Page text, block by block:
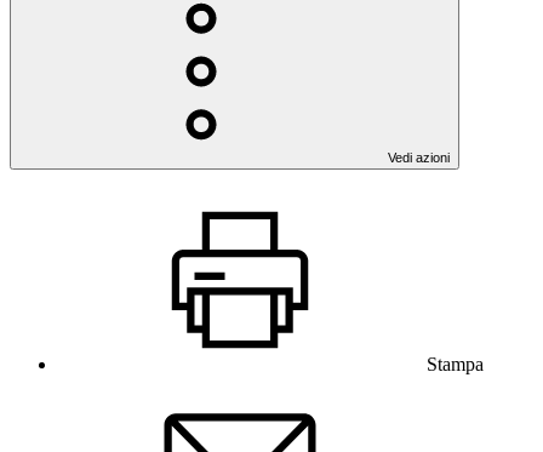
Vedi azioni
Stampa